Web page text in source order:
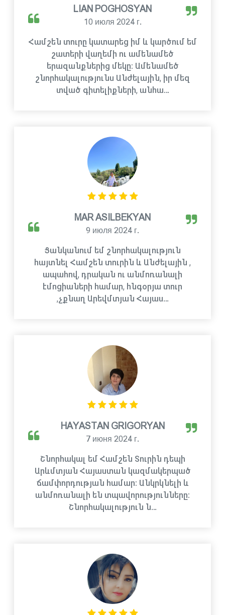
LIAN POGHOSYAN
10 июля 2024 г.
Համշեն տուրը կատարեց իմ և կարծում եմ
շատերի վաղեմի ու ամենամեծ
երազանքներից մեկը։ Ամենամեծ
շնորհակալությունս Անժելային, իր մեզ
տված գիտելիքների, անհա…
MAR ASILBEKYAN
9 июля 2024 г.
Ցանկանում եմ շնորհակալություն
հայտնել Համշեն տուրին և Անժելային ,
ապահով, դրական ու անմոռանալի
էմոցիաների համար, հնգօրյա տուր
,չքնաղ Արեվմտյան Հայաս…
HAYASTAN GRIGORYAN
7 июня 2024 г.
Շնորհակալ եմ Համշեն Տուրին դեպի
Արևմտյան Հայաստան կազմակերպած
ճամփորդության համար։ Անկրկնելի և
անմոռանալի են տպավորությունները։
Շնորհակալություն ն…